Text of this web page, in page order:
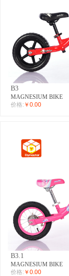
B3
MAGNESIUM BIKE
价格: ￥0.00
B3.1
MAGNESIUM BIKE
价格: ￥0.00